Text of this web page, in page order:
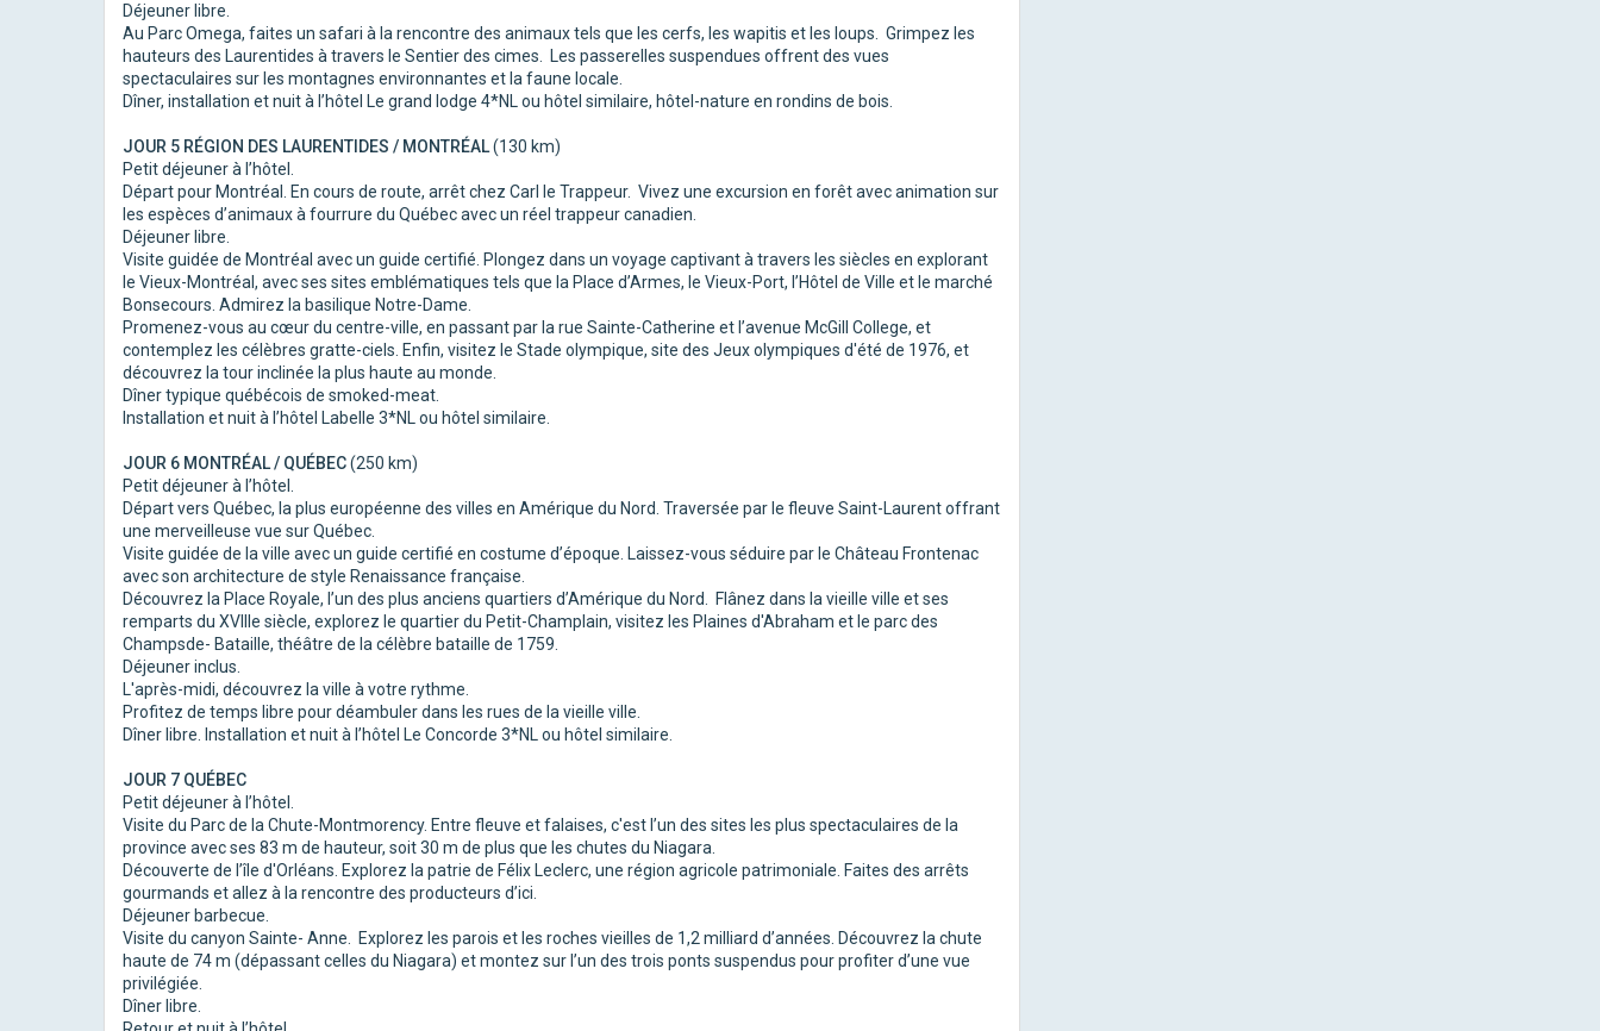
Déjeuner libre.
Au Parc Omega, faites un safari à la rencontre des animaux tels que les cerfs, les wapitis et les loups. Grimpez les
hauteurs des Laurentides à travers le Sentier des cimes. Les passerelles suspendues offrent des vues
spectaculaires sur les montagnes environnantes et la faune locale.
Dîner, installation et nuit à l’hôtel Le grand lodge 4*NL ou hôtel similaire, hôtel-nature en rondins de bois.
JOUR 5 RÉGION DES LAURENTIDES / MONTRÉAL(130 km)
Petit déjeuner à l’hôtel.
Départ pour Montréal. En cours de route, arrêt chez Carl le Trappeur. Vivez une excursion en forêt avec animation sur
les espèces d’animaux à fourrure du Québec avec un réel trappeur canadien.
Déjeuner libre.
Visite guidée de Montréal avec un guide certifié. Plongez dans un voyage captivant à travers les siècles en explorant
le Vieux-Montréal, avec ses sites emblématiques tels que la Place d’Armes, le Vieux-Port, l’Hôtel de Ville et le marché
Bonsecours. Admirez la basilique Notre-Dame.
Promenez-vous au cœur du centre-ville, en passant par la rue Sainte-Catherine et l’avenue McGill College, et
contemplez les célèbres gratte-ciels. Enfin, visitez le Stade olympique, site des Jeux olympiques d'été de 1976, et
découvrez la tour inclinée la plus haute au monde.
Dîner typique québécois de smoked-meat.
Installation et nuit à l’hôtel Labelle 3*NL ou hôtel similaire.
JOUR 6 MONTRÉAL / QUÉBEC(250 km)
Petit déjeuner à l’hôtel.
Départ vers Québec, la plus européenne des villes en Amérique du Nord. Traversée par le fleuve Saint-Laurent offrant
une merveilleuse vue sur Québec.
Visite guidée de la ville avec un guide certifié en costume d’époque. Laissez-vous séduire par le Château Frontenac
avec son architecture de style Renaissance française.
Découvrez la Place Royale, l’un des plus anciens quartiers d’Amérique du Nord. Flânez dans la vieille ville et ses
remparts du XVIIIe siècle, explorez le quartier du Petit-Champlain, visitez les Plaines d'Abraham et le parc des
Champsde- Bataille, théâtre de la célèbre bataille de 1759.
Déjeuner inclus.
L'après-midi, découvrez la ville à votre rythme.
Profitez de temps libre pour déambuler dans les rues de la vieille ville.
Dîner libre. Installation et nuit à l’hôtel Le Concorde 3*NL ou hôtel similaire.
JOUR 7 QUÉBEC
Petit déjeuner à l’hôtel.
Visite du Parc de la Chute-Montmorency. Entre fleuve et falaises, c'est l’un des sites les plus spectaculaires de la
province avec ses 83 m de hauteur, soit 30 m de plus que les chutes du Niagara.
Découverte de l’île d'Orléans. Explorez la patrie de Félix Leclerc, une région agricole patrimoniale. Faites des arrêts
gourmands et allez à la rencontre des producteurs d’ici.
Déjeuner barbecue.
Visite du canyon Sainte- Anne. Explorez les parois et les roches vieilles de 1,2 milliard d’années. Découvrez la chute
haute de 74 m (dépassant celles du Niagara) et montez sur l’un des trois ponts suspendus pour profiter d’une vue
privilégiée.
Dîner libre.